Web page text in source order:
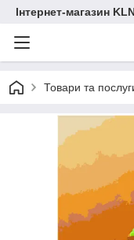
Інтернет-магазин
Товари та